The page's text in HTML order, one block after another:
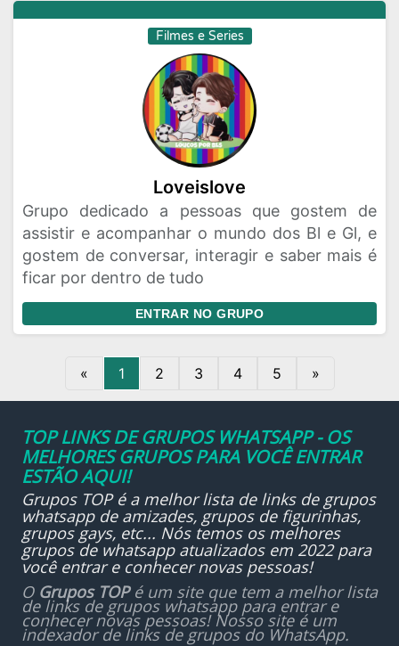
Filmes e Series
Loveislove
Grupo dedicado a pessoas que gostem de
assistir e acompanhar o mundo dos Bl e Gl, e
gostem de conversar, interagir e saber mais é
ficar por dentro de tudo
ENTRAR NO GRUPO
« 1 2 3 4 5 »
TOP LINKS DE GRUPOS WHATSAPP - OS
MELHORES GRUPOS PARA VOCÊ ENTRAR
ESTÃO AQUI!
Grupos TOP é a melhor lista de links de grupos
whatsapp de amizades, grupos de figurinhas,
grupos gays, etc... Nós temos os melhores
grupos de whatsapp atualizados em 2022 para
você entrar e conhecer novas pessoas!
O Grupos TOPé um site que tem a melhor lista
de links de grupos whatsapp para entrar e
conhecer novas pessoas! Nosso site é um
indexador de links de grupos do WhatsApp.